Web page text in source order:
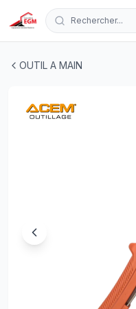
Rechercher...
OUTIL A MAIN